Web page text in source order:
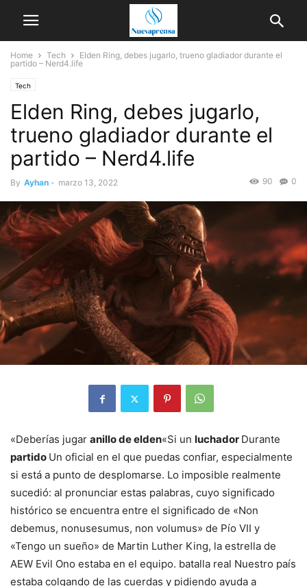
Home Tech
Elden Ring, debes jugarlo, trueno gladiador durante el
partido – Nerd4.life
Tech
Elden Ring, debes jugarlo,
trueno gladiador durante el
partido – Nerd4.life
By Ayhan - marzo 13, 2022 0
90
«Deberías jugar anillo de elden«Si un luchador Durante
partido Un oficial en el que puedas confiar, especialmente
si está a punto de desplomarse. Lo imposible realmente
sucedió: al pronunciar estas palabras, cuyo significado
histórico se encuentra entre el significado de «Non
debemus, nonusesumus, non volumus» de Pío VII y
«Tengo un sueño» de Martin Luther King, la estrella de
AEW Evil Ono estaba en el equipo. batalla real Nuestro país
estaba colgando de las cuerdas y pidiendo ayuda a